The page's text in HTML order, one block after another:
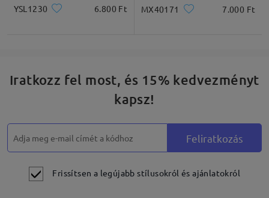
YSL1230 6.800 Ft MX40171 7.000 Ft
Iratkozz fel most, és 15% kedvezményt
kapsz!
Feliratkozás
Frissítsen a legújabb stílusokról és ajánlatokról